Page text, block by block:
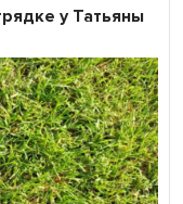
у Татьяны